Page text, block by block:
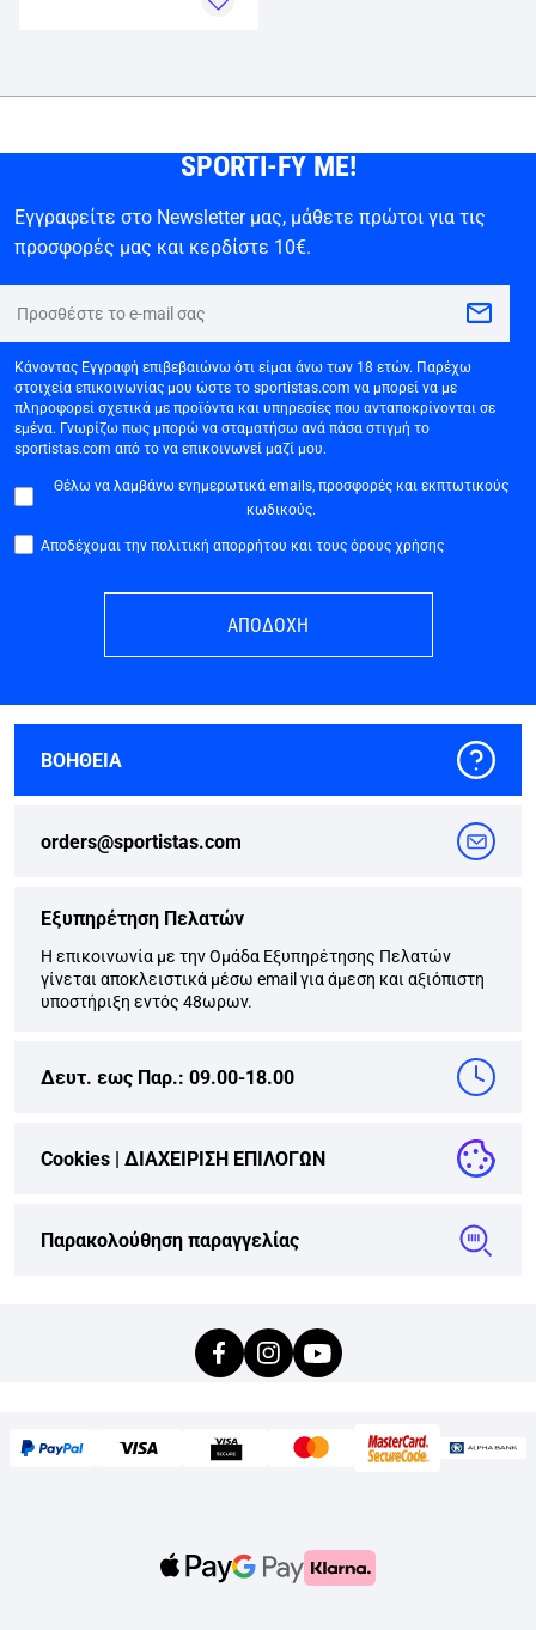
SPORTI-FY ME!
Εγγραφείτε στο Newsletter μας, μάθετε πρώτοι για τις
προσφορές μας και κερδίστε 10€.
Κάνοντας Εγγραφή επιβεβαιώνω ότι είμαι άνω των 18 ετών. Παρέχω
στοιχεία επικοινωνίας μου ώστε το sportistas.com να μπορεί να με
πληροφορεί σχετικά με προϊόντα και υπηρεσίες που ανταποκρίνονται σε
εμένα. Γνωρίζω πως μπορώ να σταματήσω ανά πάσα στιγμή το
sportistas.com από το να επικοινωνεί μαζί μου.
Θέλω να λαμβάνω ενημερωτικά emails, προσφορές και εκπτωτικούς
κωδικούς.
Αποδέχομαι την πολιτική απορρήτου και τους όρους χρήσης
ΑΠΟΔΟΧΗ
ΒΟΗΘΕΙΑ
orders@sportistas.com
Εξυπηρέτηση Πελατών
Η επικοινωνία με την Ομάδα Εξυπηρέτησης Πελατών
γίνεται αποκλειστικά μέσω email για άμεση και αξιόπιστη
υποστήριξη εντός 48ωρων.
Δευτ. εως Παρ.: 09.00-18.00
Cookies | ΔΙΑΧΕΙΡΙΣΗ ΕΠΙΛΟΓΩΝ
Παρακολούθηση παραγγελίας